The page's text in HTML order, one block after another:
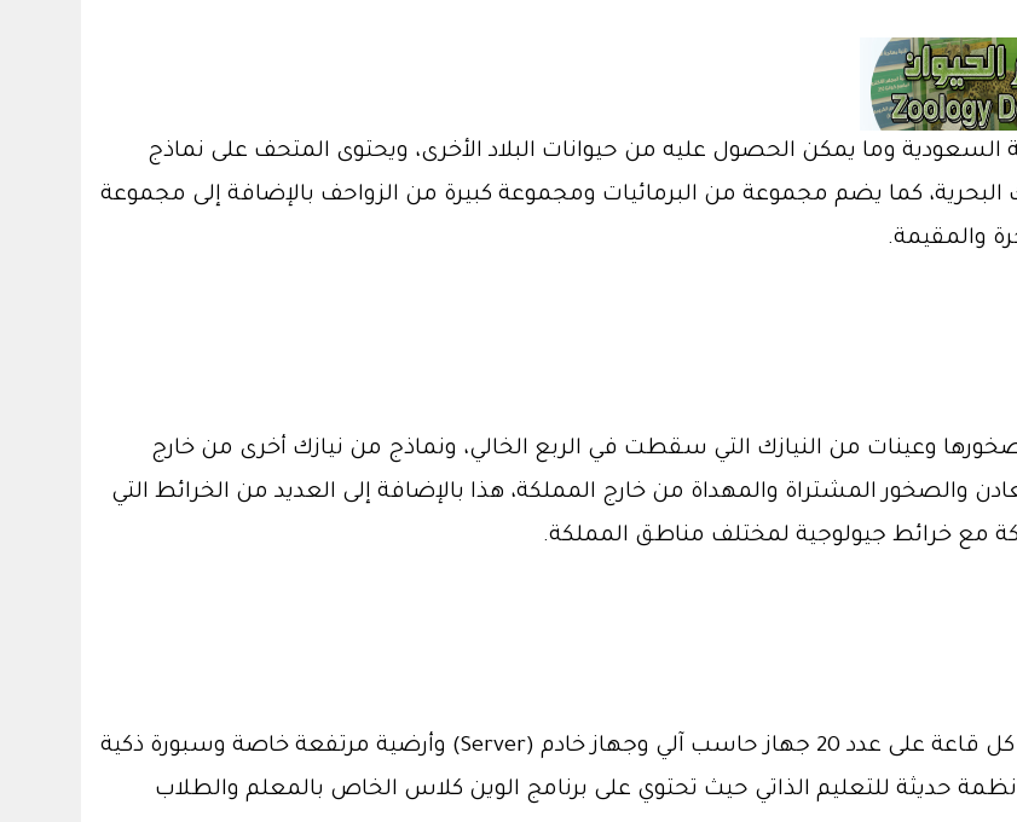
وما يمكن الحصول عليه من حيوانات البلاد الأخرى، ويحتوى المتحف على نماذج
البحرية، كما يضم مجموعة من البرمائيات ومجموعة كبيرة من الزواحف بالإضافة إلى مجموعة
والمقيمة.
وعينات من النيازك التي سقطت في الربع الخالي، ونماذج من نيازك أخرى من خارج
والصخور المشتراة والمهداة من خارج المملكة، هذا بالإضافة إلى العديد من الخرائط التي
مع خرائط جيولوجية لمختلف مناطق المملكة.
يوجد بالكلية عدد 8 قاعات للتعليم الذاتي حيث تحتوي كل قاعة على عدد 20 جهاز حاسب آلي وجهاز خادم (Server) وأرضية مرتفعة خاصة وسبورة ذكية
حديثة للتعليم الذاتي حيث تحتوي على برنامج الوين كلاس الخاص بالمعلم والطلاب